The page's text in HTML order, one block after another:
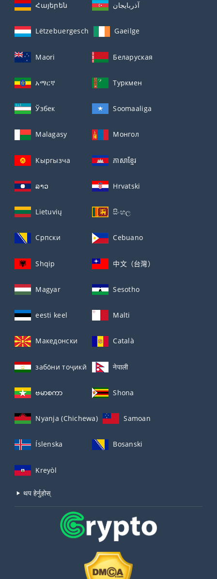
Հայերեն آذربايجان
Lëtzebuergesch Gaeilge
Maori Беларуская
አማርኛ Туркмен
Ўзбек Soomaaliga
Malagasy Монгол
Кыргызча ភាសាខ្មែរ
ລາວ Hrvatski
Lietuvių සිංහල
Српски Cebuano
Shqip 中文（台灣）
Magyar Sesotho
eesti keel Malti
Македонски Català
забо́ни тоҷикӣ́ नेपाली
ဗမာစကာ Shona
Nyanja (Chichewa) Samoan
Íslenska Bosanski
Kreyòl
थप हेर्नुहोस्